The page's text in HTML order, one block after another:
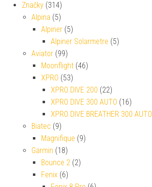
Značky (314)
Alpina (5)
Alpiner (5)
Alpiner Solarmetre (5)
Aviator (99)
Moonflight (46)
XPRO (53)
XPRO DIVE 200 (22)
XPRO DIVE 300 AUTO (16)
XPRO DIVE BREATHER 300 AUTO
Biatec (9)
Magnifique (9)
Garmin (18)
Bounce 2 (2)
Fenix (6)